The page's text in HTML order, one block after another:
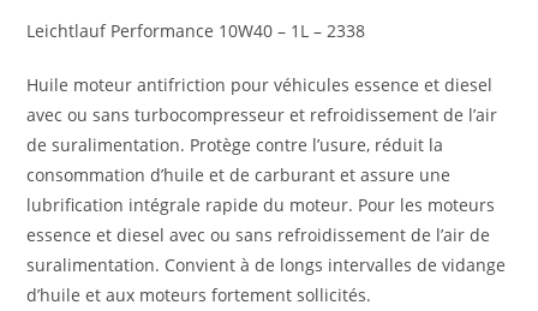
Leichtlauf Performance 10W40 – 1L – 2338
Huile moteur antifriction pour véhicules essence et diesel
avec ou sans turbocompresseur et refroidissement de l’air
de suralimentation. Protège contre l’usure, réduit la
consommation d’huile et de carburant et assure une
lubrification intégrale rapide du moteur. Pour les moteurs
essence et diesel avec ou sans refroidissement de l’air de
suralimentation. Convient à de longs intervalles de vidange
d’huile et aux moteurs fortement sollicités.